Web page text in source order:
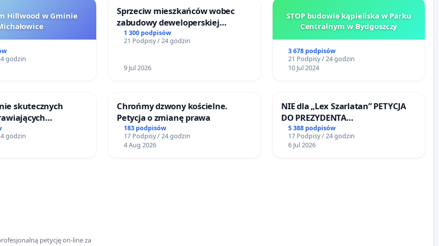
Hillwood w Gminie
godzin
Sprzeciw mieszkańców wobec
zabudowy deweloperskiej
terenow zielonych w rejonie
Bulwarów Straceńskich w Bielsku-
1 300 podpisów
21 Podpisy / 24 godzin
9 Jul 2026
STOP budowie kąpieliska w Parku
Centralnym w Bydgoszczy
3 678 podpisów
21 Podpisy / 24 godzin
10 Jul 2024
skutecznych
na ulicy
w Otwocku
godzin
Chrońmy dzwony kościelne.
Petycja o zmianę prawa
183 podpisów
17 Podpisy / 24 godzin
4 Aug 2026
NIE dla „Lex Szarlatan” PETYCJA
DO PREZYDENTA
RZECZYPOSPOLITEJ POLSKIEJ
5 388 podpisów
17 Podpisy / 24 godzin
6 Jul 2026
petycję on-line za